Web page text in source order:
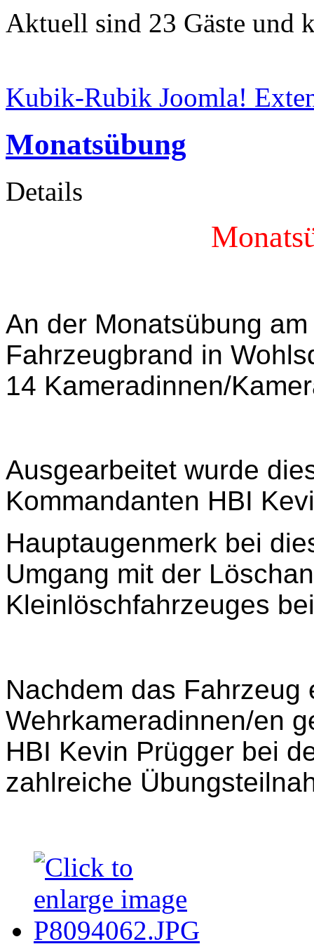
Aktuell sind 23 Gäste und
Kubik-Rubik Joomla!
Monatsübung
Details
An der Monatsübung
Fahrzeugbrand in
14 Kameradinnen/
Ausgearbeitet wurde
Kommandanten HBI
Hauptaugenmerk bei
Umgang mit der
Kleinlöschfahrzeuges
Nachdem das Fahrzeug
Wehrkameradinnen/en
HBI Kevin Prügger bei
zahlreiche